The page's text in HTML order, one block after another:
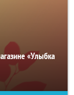
«Улыбка